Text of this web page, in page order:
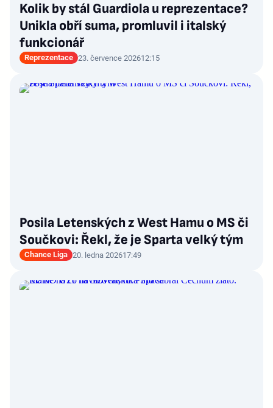
Kolik by stál Guardiola u reprezentace?
Unikla obří suma, promluvil i italský
funkcionář
Reprezentace 23. července 202612:15
Posila Letenských z West Hamu o MS či
Součkovi: Řekl, že je Sparta velký tým
Chance Liga 20. ledna 202617:49